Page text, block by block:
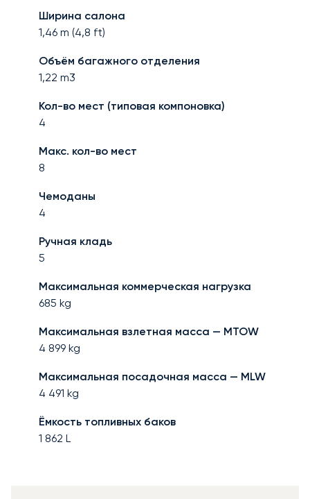
Ширина салона
1,46 m (4,8 ft)
Объём багажного отделения
1,22 m3
Кол-во мест (типовая компоновка)
4
Макс. кол-во мест
8
Чемоданы
4
Ручная кладь
5
Максимальная коммерческая нагрузка
685 kg
Максимальная взлетная масса — MTOW
4 899 kg
Максимальная посадочная масса — MLW
4 491 kg
Ёмкость топливных баков
1 862 L